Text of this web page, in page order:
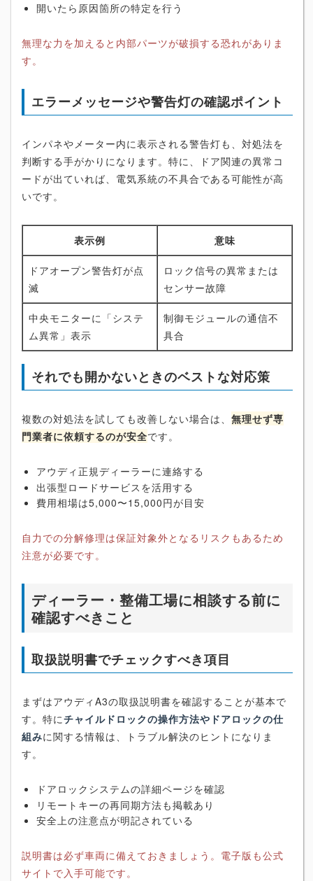
開いたら原因箇所の特定を行う
無理な力を加えると内部パーツが破損する恐れがありま
す。
エラーメッセージや警告灯の確認ポイント
インパネやメーター内に表示される警告灯も、対処法を
判断する手がかりになります。特に、ドア関連の異常コ
ードが出ていれば、電気系統の不具合である可能性が高
いです。
表示例 意味
ドアオープン警告灯が点
滅
ロック信号の異常または
センサー故障
中央モニターに「システ
ム異常」表示
制御モジュールの通信不
具合
それでも開かないときのベストな対応策
複数の対処法を試しても改善しない場合は、 無理せず専
門業者に依頼するのが安全です。
アウディ正規ディーラーに連絡する
出張型ロードサービスを活用する
費用相場は5,000〜15,000円が目安
自力での分解修理は保証対象外となるリスクもあるため
注意が必要です。
ディーラー・整備工場に相談する前に
確認すべきこと
取扱説明書でチェックすべき項目
まずはアウディA3の取扱説明書を確認することが基本で
す。特にチャイルドロックの操作方法やドアロックの仕
組みに関する情報は、トラブル解決のヒントになりま
す。
ドアロックシステムの詳細ページを確認
リモートキーの再同期方法も掲載あり
安全上の注意点が明記されている
説明書は必ず車両に備えておきましょう。電子版も公式
サイトで入手可能です。